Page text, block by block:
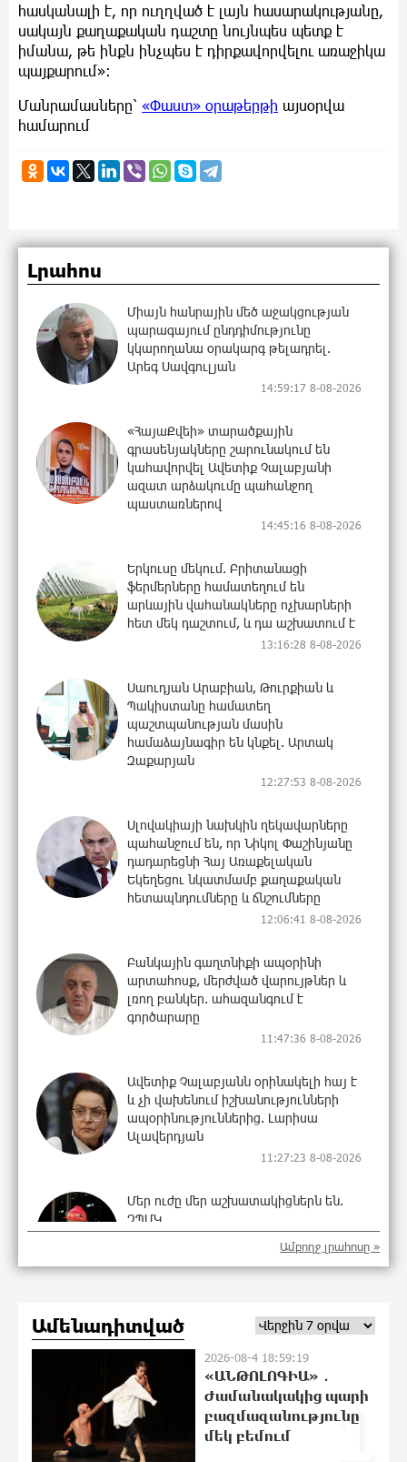
հասկանալի է, որ ուղղված է լայն հասարակությանը,
սակայն քաղաքական դաշտը նույնպես պետք է
իմանա, թե ինքն ինչպես է դիրքավորվելու առաջիկա
պայքարում»։
Մանրամասները՝ «Փաստ» օրաթերթի այսօրվա
համարում
Լրահոս
Միայն հանրային մեծ աջակցության
պարագայում ընդդիմությունը
կկարողանա օրակարգ թելադրել.
Արեգ Սավգուլյան
14:59:17 8-08-2026
«ՀայաՔվեի» տարածքային
գրասենյակները շարունակում են
կահավորվել Ավետիք Չալաբյանի
ազատ արձակումը պահանջող
պաստառներով
14:45:16 8-08-2026
Երկուսը մեկում. Բրիտանացի
ֆերմերները համատեղում են
արևային վահանակները ոչխարների
հետ մեկ դաշտում, և դա աշխատում է
13:16:28 8-08-2026
Սաուդյան Արաբիան, Թուրքիան և
Պակիստանը համատեղ
պաշտպանության մասին
համաձայնագիր են կնքել. Արտակ
Զաքարյան
12:27:53 8-08-2026
Սլովակիայի նախկին ղեկավարները
պահանջում են, որ Նիկոլ Փաշինյանը
դադարեցնի Հայ Առաքելական
Եկեղեցու նկատմամբ քաղաքական
հետապնդումները և ճնշումները
12:06:41 8-08-2026
Բանկային գաղտնիքի ապօրինի
արտահոսք, մերժված վարույթներ և
լռող բանկեր. ահազանգում է
գործարարը
11:47:36 8-08-2026
Ավետիք Չալաբյանն օրինակելի հայ է
և չի վախենում իշխանությունների
ապօրինություններից. Լարիսա
Ալավերդյան
11:27:23 8-08-2026
Մեր ուժը մեր աշխատակիցներն են.
ԶՊՄԿ
10:12:09 8-08-2026
կարելի քաղաքականություն
դարձնել». Կարպիս Փաշոյան
Երևանի և մարզերի տասնյակ
հասցեներում օգոստոսի 10-ին, 11-ին,
12-ին և 13-ին գազ չի լինելու
Ամբողջ լրահոսը »
Ամենադիտված
1
2026-08-4 18:59:19
«ԱՆԹՈԼՈԳԻԱ» ․
Ժամանակակից պարի
բազմազանությունը
մեկ բեմում